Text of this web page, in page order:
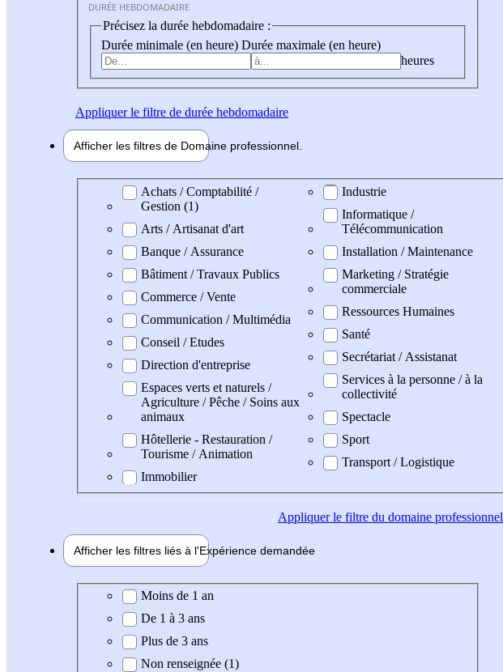
DURÉE HEBDOMADAIRE
Précisez la durée hebdomadaire :
Durée minimale (en heure) Durée maximale (en heure)
heures
Appliquerle filtre de durée hebdomadaire
Afficher les filtres de Domaine professionnel
Domaine professionel
Achats / Comptabilité /
Gestion (1)
Arts / Artisanat d'art
Banque / Assurance
Bâtiment / Travaux Publics
Commerce / Vente
Communication / Multimédia
Conseil / Etudes
Direction d'entreprise
Espaces verts et naturels /
Agriculture / Pêche / Soins aux
animaux
Hôtellerie - Restauration /
Tourisme / Animation
Immobilier
Industrie
Informatique /
Télécommunication
Installation / Maintenance
Marketing / Stratégie
commerciale
Ressources Humaines
Santé
Secrétariat / Assistanat
Services à la personne / à la
collectivité
Spectacle
Sport
Transport / Logistique
Appliquerle filtre du domaine professionnel
Afficher les filtres liés à l'Expérience demandée
Expérience demandée
Moins de 1 an
De 1 à 3 ans
Plus de 3 ans
Non renseignée (1)